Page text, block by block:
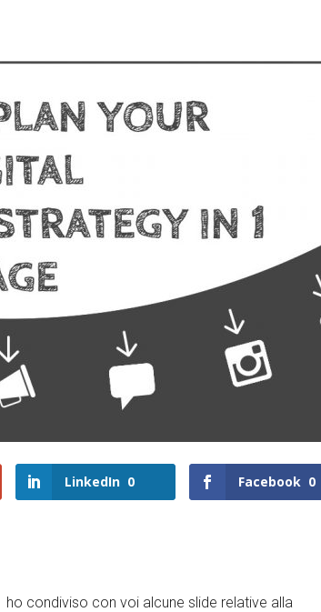
LinkedIn 0 Facebook 0
ho condiviso con voi alcune slide relative alla